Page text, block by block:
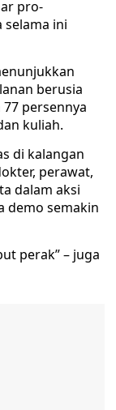
pro-
ini
berusia
persennya
kuliah.
di kalangan
perawat,
dalam aksi
demo semakin
perak” – juga